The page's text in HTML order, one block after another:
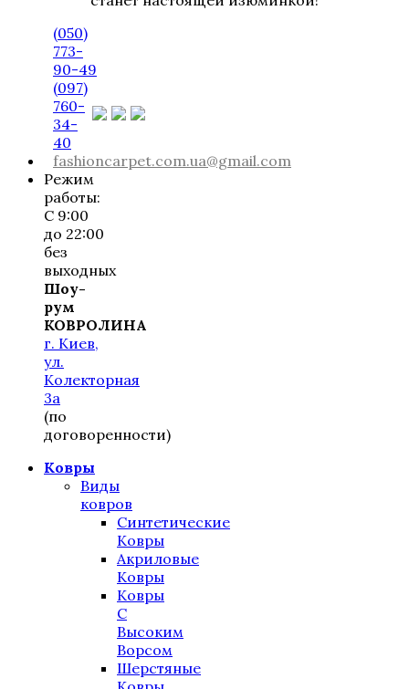
(050)
773-
90-49
(097)
760-
34-
40
fashioncarpet.com.ua@gmail.com
Режим
работы:
С 9:00
до 22:00
без
выходных
Шоу-
рум
КОВРОЛИНА
г. Киев,
ул.
Колекторная
3а
(по
договоренности)
Ковры
Виды
ковров
Синтетические
Ковры
Акриловые
Ковры
Ковры
С
Высоким
Ворсом
Шерстяные